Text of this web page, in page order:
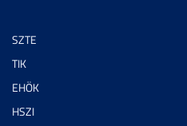
SZTE
TIK
EHÖK
HSZI